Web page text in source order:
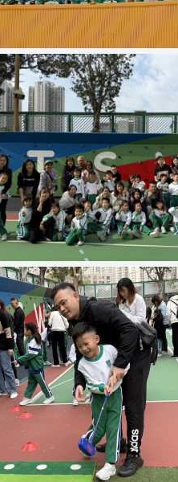
Copy of IMG 7579
Copy of IMG 0980